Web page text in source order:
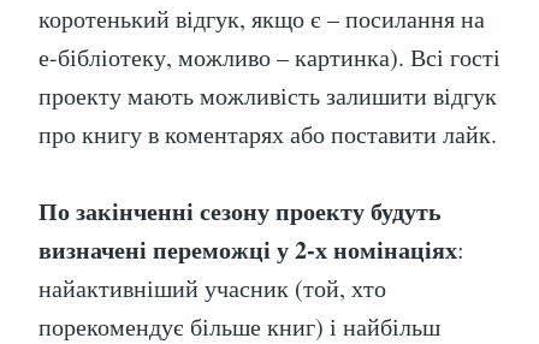
коротенький відгук, якщо є – посилання на
е-бібліотеку, можливо – картинка). Всі гості
проекту мають можливість залишити відгук
про книгу в коментарях або поставити лайк.
По закінченні сезону проекту будуть
визначені переможці у 2-х номінаціях:
найактивніший учасник (той, хто
порекомендує більше книг) і найбільш